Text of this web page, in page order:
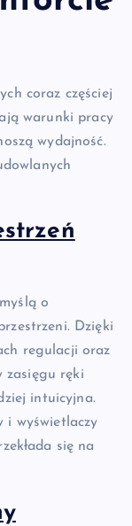
coraz częściej
warunki pracy
wydajność.
o
Dzięki
regulacji oraz
zasięgu ręki
intuicyjna.
i wyświetlaczy
się na